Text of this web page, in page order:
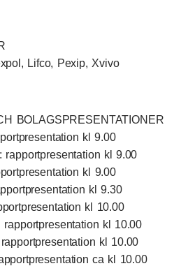
Lifco, Pexip, Xvivo
BOLAGSPRESENTATIONER
kl 9.00
rapportpresentation kl 9.00
kl 9.00
kl 9.30
kl 10.00
rapportpresentation kl 10.00
kl 10.00
ca kl 10.00